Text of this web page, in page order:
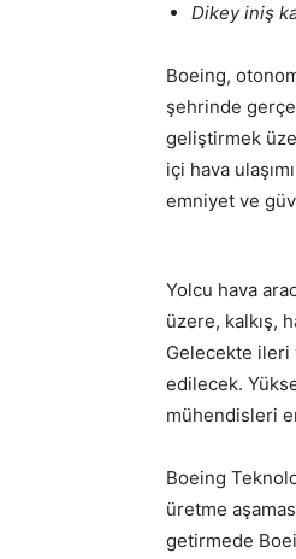
Dikey iniş
Boeing,
şehrinde
geliştirmek
içi hava
emniyet ve
Yolcu hava
üzere, kalkış,
Gelecekte ileri
edilecek.
mühendisleri
Boeing
üretme
getirmede